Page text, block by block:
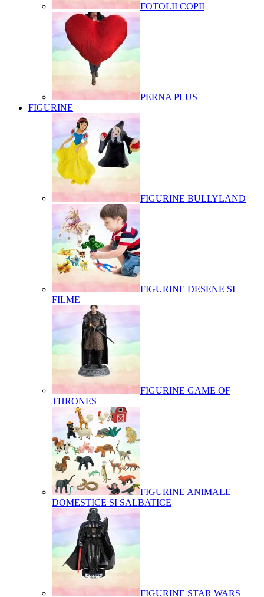
FOTOLII COPII
PERNA PLUS
FIGURINE
FIGURINE BULLYLAND
FIGURINE DESENE SI
FILME
FIGURINE GAME OF
THRONES
FIGURINE ANIMALE
DOMESTICE SI SALBATICE
FIGURINE STAR WARS